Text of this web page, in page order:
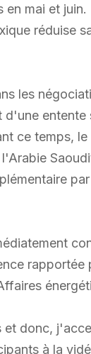
mai et
réduise
les
ce temps,
donc,
à la